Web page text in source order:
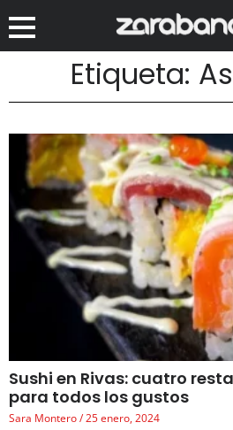
Etiqueta:
Sushi en Rivas: cuatro
para todos los gustos
Sara Montero 25 enero, 2024